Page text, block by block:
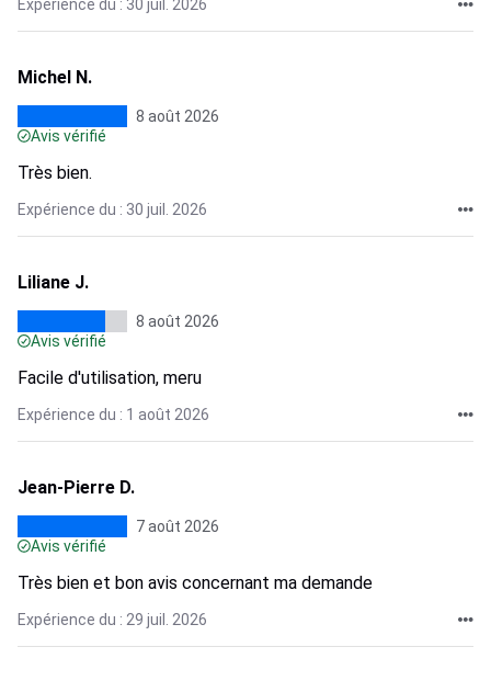
Expérience du : 30 juil. 2026
Michel N.
8 août 2026
Avis vérifié
Très bien.
Expérience du : 30 juil. 2026
Liliane J.
8 août 2026
Avis vérifié
Facile d'utilisation, meru
Expérience du : 1 août 2026
Jean-Pierre D.
7 août 2026
Avis vérifié
Très bien et bon avis concernant ma demande
Expérience du : 29 juil. 2026